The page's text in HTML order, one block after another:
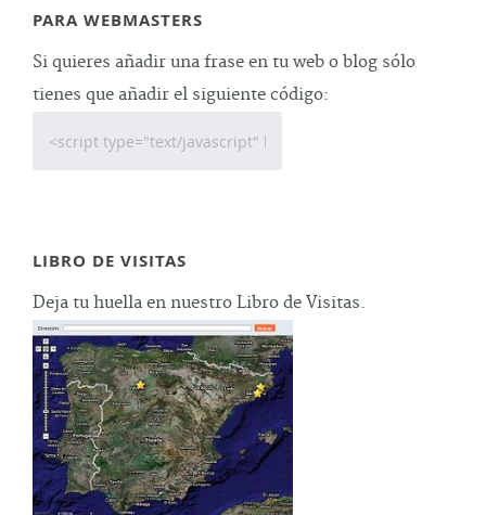
PARA WEBMASTERS
Si quieres añadir una frase en tu web o blog sólo
tienes que añadir el siguiente código:
LIBRO DE VISITAS
Deja tu huella en nuestro Libro de Visitas.